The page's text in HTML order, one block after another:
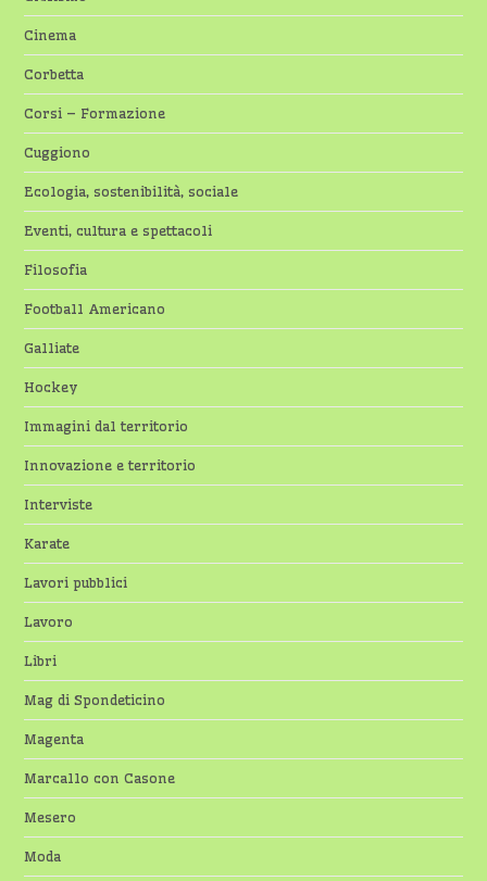
Cinema
Corbetta
Corsi – Formazione
Cuggiono
Ecologia, sostenibilità, sociale
Eventi, cultura e spettacoli
Filosofia
Football Americano
Galliate
Hockey
Immagini dal territorio
Innovazione e territorio
Interviste
Karate
Lavori pubblici
Lavoro
Libri
Mag di Spondeticino
Magenta
Marcallo con Casone
Mesero
Moda